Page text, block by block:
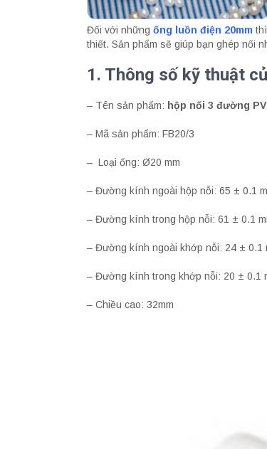
Đối với những ống luồn điện 20mm
thiết. Sản phẩm sẽ giúp bạn ghép nối
1. Thông số kỹ thuật
– Tên sản phẩm: hộp nối 3 đường
– Mã sản phẩm: FB20/3
– Loại ống: Ø20 mm
– Đường kính ngoài hộp nỗi: 65 ± 0.1
– Đường kính trong hộp nỗi: 61 ± 0.1
– Đường kính ngoài khớp nỗi: 24 ± 0.1
– Đường kính trong khớp nỗi: 20 ± 0.1
– Chiều cao: 32mm